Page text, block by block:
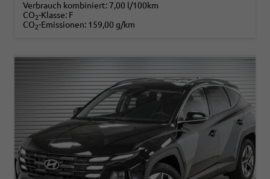
Verbrauch kombiniert: 7,00 l/100km
CO2-Klasse: F
CO2-Emissionen: 159,00 g/km